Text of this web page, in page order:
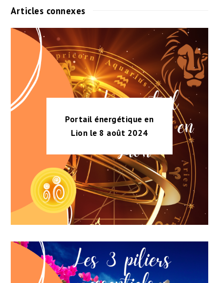
Articles connexes
Portail énergétique en
Lion le 8 août 2024